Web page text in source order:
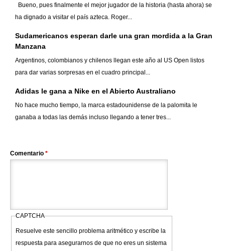
Bueno, pues finalmente el mejor jugador de la historia (hasta ahora) se
ha dignado a visitar el país azteca. Roger...
Sudamericanos esperan darle una gran mordida a la Gran
Manzana
Argentinos, colombianos y chilenos llegan este año al US Open listos
para dar varias sorpresas en el cuadro principal...
Adidas le gana a Nike en el Abierto Australiano
No hace mucho tiempo, la marca estadounidense de la palomita le
ganaba a todas las demás incluso llegando a tener tres...
Comentario *
CAPTCHA
Resuelve este sencillo problema aritmético y escribe la
respuesta para asegurarnos de que no eres un sistema